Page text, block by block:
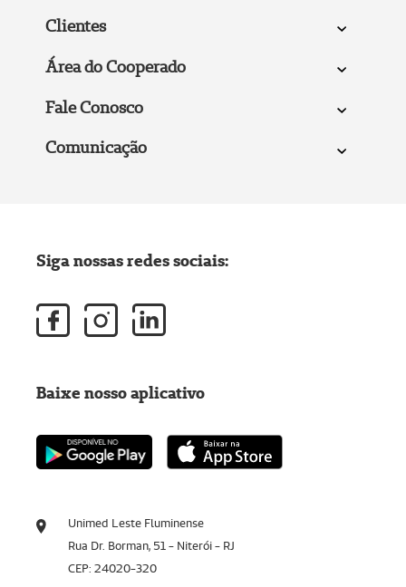
Clientes
Área do Cooperado
Fale Conosco
Comunicação
Unimed Leste Fluminense
Rua Dr. Borman, 51 - Niterói - RJ
CEP: 24020-320
Siga nossas redes sociais:
Baixe nosso aplicativo